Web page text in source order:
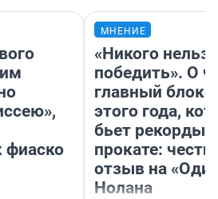
фиаско
МНЕНИЕ
«Никого нельзя
победить». О
главный
этого года,
бьет рекорды в
прокате:
отзыв на
Нолана